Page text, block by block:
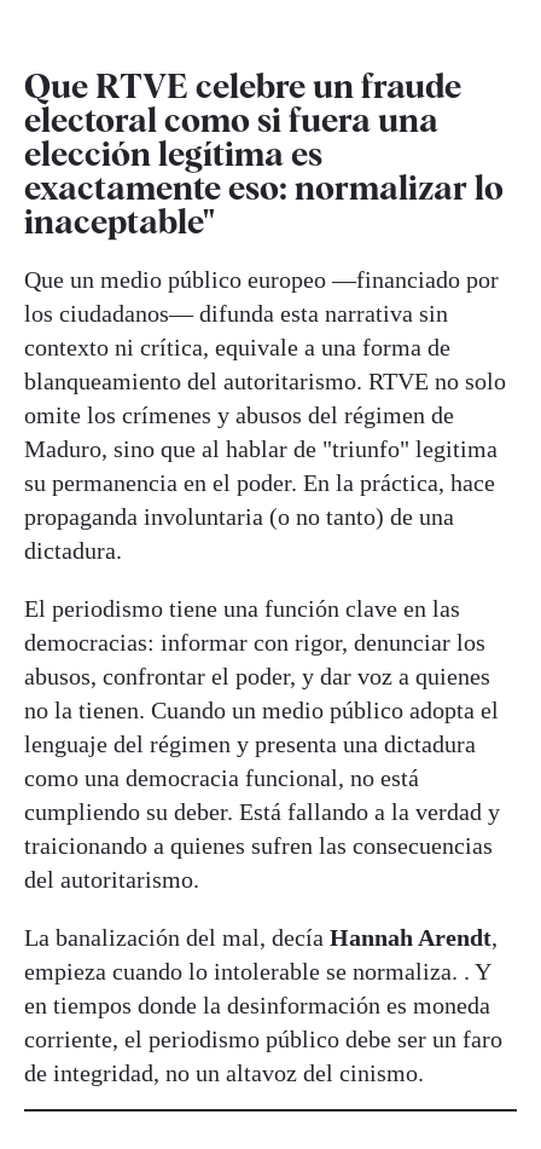
Que RTVE celebre un fraude
electoral como si fuera una
elección legítima es
exactamente eso: normalizar lo
inaceptable"
Que un medio público europeo —financiado por
los ciudadanos— difunda esta narrativa sin
contexto ni crítica, equivale a una forma de
blanqueamiento del autoritarismo. RTVE no solo
omite los crímenes y abusos del régimen de
Maduro, sino que al hablar de "triunfo" legitima
su permanencia en el poder. En la práctica, hace
propaganda involuntaria (o no tanto) de una
dictadura.
El periodismo tiene una función clave en las
democracias: informar con rigor, denunciar los
abusos, confrontar el poder, y dar voz a quienes
no la tienen. Cuando un medio público adopta el
lenguaje del régimen y presenta una dictadura
como una democracia funcional, no está
cumpliendo su deber. Está fallando a la verdad y
traicionando a quienes sufren las consecuencias
del autoritarismo.
La banalización del mal, decía Hannah Arendt,
empieza cuando lo intolerable se normaliza. . Y
en tiempos donde la desinformación es moneda
corriente, el periodismo público debe ser un faro
de integridad, no un altavoz del cinismo.